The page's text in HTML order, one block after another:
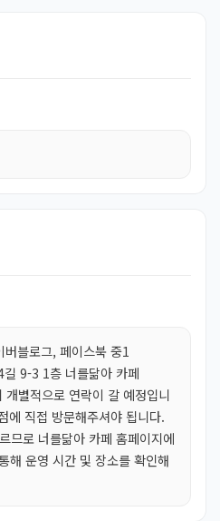
블로그, 페이스북 중1
9-3 1층 너를닮아 카페
별적으로 연락이 갈 예정입니
에 직접 방문해주셔야 됩니다.
므로 너를닮아 카페 홈페이지에
해 운영 시간 및 장소를 확인해